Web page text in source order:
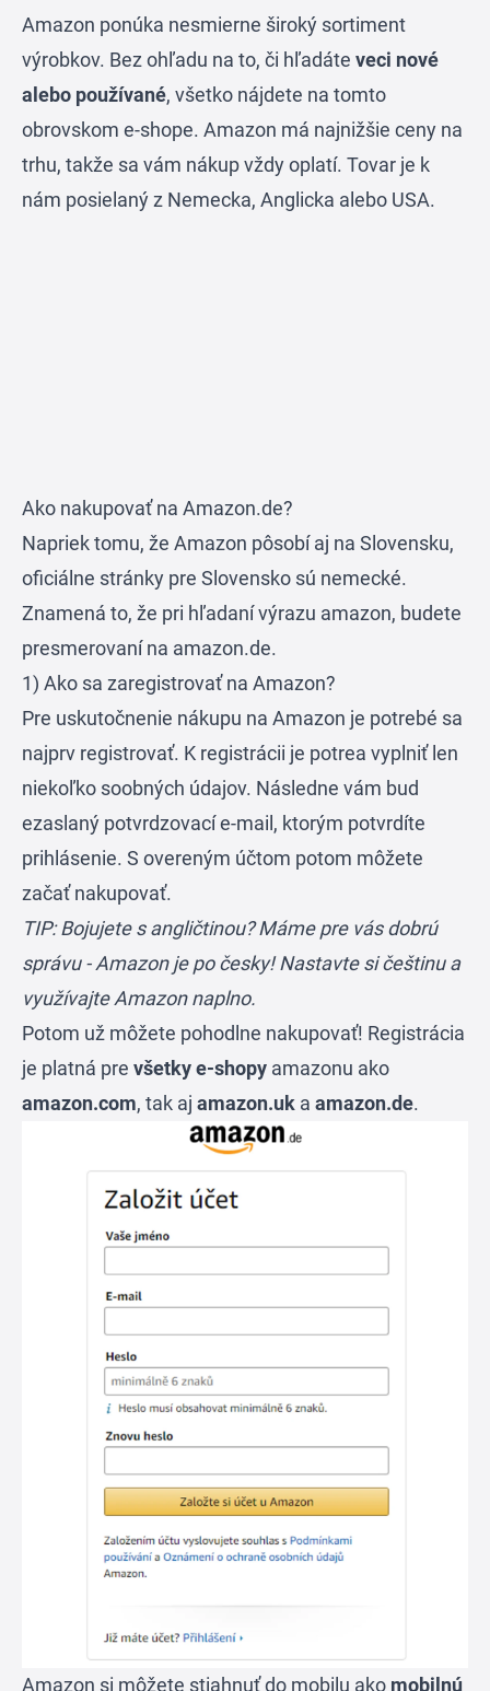
Amazon ponúka nesmierne široký sortiment
výrobkov. Bez ohľadu na to, či hľadáte veci nové
alebo používané, všetko nájdete na tomto
obrovskom e-shope. Amazon má najnižšie ceny na
trhu, takže sa vám nákup vždy oplatí. Tovar je k
nám posielaný z Nemecka, Anglicka alebo USA.
Ako nakupovať na Amazon.de?
Napriek tomu, že Amazon pôsobí aj na Slovensku,
oficiálne stránky pre Slovensko sú nemecké.
Znamená to, že pri hľadaní výrazu amazon, budete
presmerovaní na amazon.de.
1) Ako sa zaregistrovať na Amazon?
Pre uskutočnenie nákupu na Amazon je potrebé sa
najprv registrovať. K registrácii je potrea vyplniť len
niekoľko soobných údajov. Následne vám bud
ezaslaný potvrdzovací e-mail, ktorým potvrdíte
prihlásenie. S overeným účtom potom môžete
začať nakupovať.
TIP: Bojujete s angličtinou? Máme pre vás dobrú
správu -Amazon je po česky! Nastavte si češtinu a
využívajte Amazon naplno.
Potom už môžete pohodlne nakupovať! Registrácia
je platná pre všetky e-shopy amazonu ako
amazon.com, tak aj amazon.uk a amazon.de.
Amazon si môžete stiahnuť do mobilu ako mobilnú